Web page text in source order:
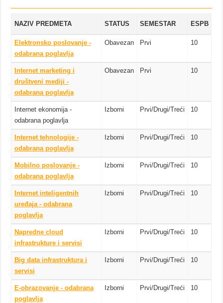
NAZIV PREDMETA STATUS SEMESTAR ESPB
Elektronsko poslovanje -
odabrana poglavlja
Obavezan Prvi 10
Internet marketing i
društveni mediji -
odabrana poglavlja
Obavezan Prvi 10
Internet ekonomija -
odabrana poglavlja
Izborni Prvi/Drugi/Treći 10
Internet tehnologije -
odabrana poglavlja
Izborni Prvi/Drugi/Treći 10
Mobilno poslovanje -
odabrana poglavlja
Izborni Prvi/Drugi/Treći 10
Internet inteligentnih
uređaja - odabrana
poglavlja
Izborni Prvi/Drugi/Treći 10
Napredne cloud
infrastrukture i servisi
Izborni Prvi/Drugi/Treći 10
Big data infrastruktura i
servisi
Izborni Prvi/Drugi/Treći 10
E-obrazovanje - odabrana
poglavlja
Izborni Prvi/Drugi/Treći 10